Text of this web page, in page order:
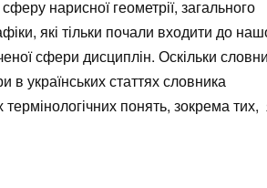
нарисної геометрії, загального
які тільки почали входити до
сфери дисциплін. Оскільки
в українських статтях словника
понять, зокрема тих,